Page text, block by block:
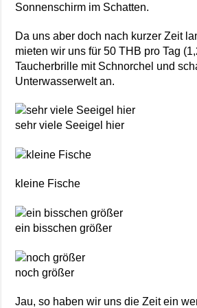
Sonnenschirm im Schatten.
Da uns aber doch nach kurzer Zeit
mieten wir uns für 50 THB pro Tag
Taucherbrille mit Schnorchel und
Unterwasserwelt an.
sehr viele Seeigel hier
kleine Fische
ein bisschen größer
noch größer
Jau, so haben wir uns die Zeit ein